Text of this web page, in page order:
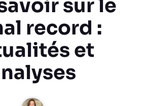
sur le
record :
et